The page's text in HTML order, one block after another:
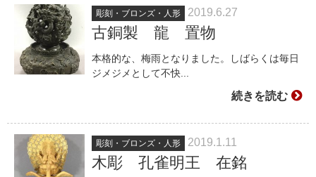
彫刻・ブロンズ・人形 2019.6.27
古銅製 龍 置物
本格的な、梅雨となりました。しばらくは毎日
ジメジメとして不快...
続きを読む
彫刻・ブロンズ・人形 2019.1.11
木彫 孔雀明王 在銘